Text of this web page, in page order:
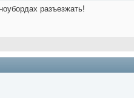
разъезжать!